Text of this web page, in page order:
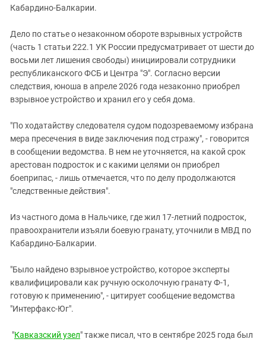
Кабардино-Балкарии.
Дело по статье о незаконном обороте взрывных устройств
(часть 1 статьи 222.1 УК России предусматривает от шести до
восьми лет лишения свободы) инициировали сотрудники
республиканского ФСБ и Центра "Э". Согласно версии
следствия, юноша в апреле 2026 года незаконно приобрел
взрывное устройство и хранил его у себя дома.
"По ходатайству следователя судом подозреваемому избрана
мера пресечения в виде заключения под стражу", - говорится
в сообщении ведомства. В нем не уточняется, на какой срок
арестован подросток и с какими целями он приобрел
боеприпас, - лишь отмечается, что по делу продолжаются
"следственные действия".
Из частного дома в Нальчике, где жил 17-летний подросток,
правоохранители изъяли боевую гранату, уточнили в МВД по
Кабардино-Балкарии.
"Было найдено взрывное устройство, которое эксперты
квалифицировали как ручную осколочную гранату Ф-1,
готовую к применению", - цитирует сообщение ведомства
"Интерфакс-Юг".
"Кавказский узел" также писал, что в сентябре 2025 года был